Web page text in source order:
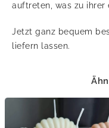
auftreten, was zu
Jetzt ganz bequem
liefern lassen.